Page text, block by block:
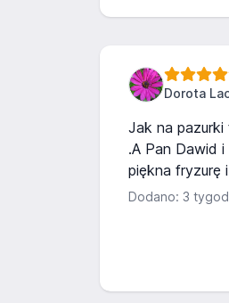
Dorota
Jak na
.A Pan Dawid
piękna fryzurę
Dodano: 3